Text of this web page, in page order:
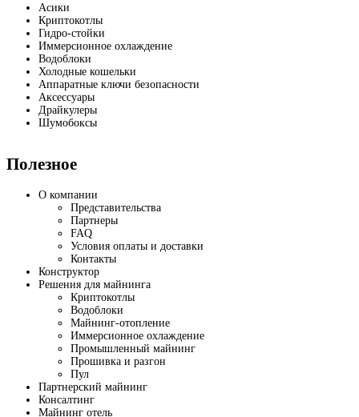
Асики
Криптокотлы
Гидро-стойки
Иммерсионное охлаждение
Водоблоки
Холодные кошельки
Аппаратные ключи безопасности
Аксессуары
Драйкулеры
Шумобоксы
Полезное
О компании
Представительства
Партнеры
FAQ
Условия оплаты и доставки
Контакты
Конструктор
Решения для майнинга
Криптокотлы
Водоблоки
Майнинг-отопление
Иммерсионное охлаждение
Промышленный майнинг
Прошивка и разгон
Пул
Партнерский майнинг
Консалтинг
Майнинг отель